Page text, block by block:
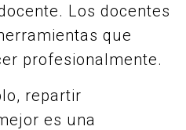
Los docentes
que
profesionalmente.
repartir
es una